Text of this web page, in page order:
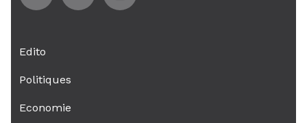
Edito
Politiques
Economie